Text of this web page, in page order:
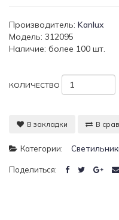
Производитель: Kanlux
Модель: 312095
Наличие: более 100 шт.
КОЛИЧЕСТВО
В закладки В
Категории:
Поделиться: